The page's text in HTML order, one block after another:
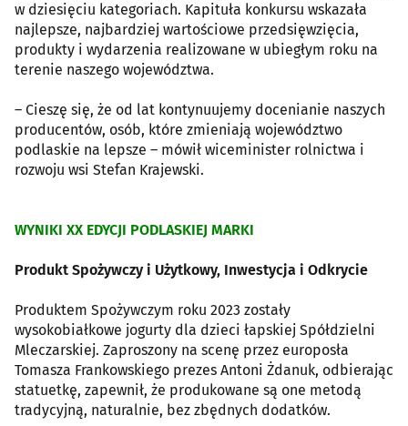
w dziesięciu kategoriach. Kapituła konkursu wskazała
najlepsze, najbardziej wartościowe przedsięwzięcia,
produkty i wydarzenia realizowane w ubiegłym roku na
terenie naszego województwa.
– Cieszę się, że od lat kontynuujemy docenianie naszych
producentów, osób, które zmieniają województwo
podlaskie na lepsze – mówił wiceminister rolnictwa i
rozwoju wsi Stefan Krajewski.
WYNIKI XX EDYCJI PODLASKIEJ MARKI
Produkt Spożywczy i Użytkowy, Inwestycja i Odkrycie
Produktem Spożywczym roku 2023 zostały
wysokobiałkowe jogurty dla dzieci łapskiej Spółdzielni
Mleczarskiej. Zaproszony na scenę przez europosła
Tomasza Frankowskiego prezes Antoni Żdanuk, odbierając
statuetkę, zapewnił, że produkowane są one metodą
tradycyjną, naturalnie, bez zbędnych dodatków.